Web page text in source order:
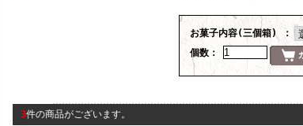
お菓子内容(三個箱) ：
個数：
3件の商品がございます。